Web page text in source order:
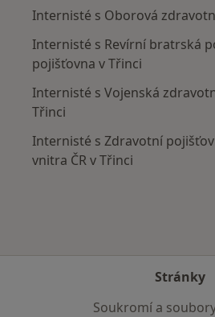
Internisté s Oborová
Internisté s Revírní bratrská
pojišťovna v Třinci
Internisté s Vojenská
Třinci
Internisté s Zdravotní
vnitra ČR v Třinci
Stránky
Soukromí a